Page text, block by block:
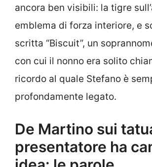
ancora ben visibili: la tigre
emblema di forza interiore, e
scritta “Biscuit”, un
con cui il nonno era solito
ricordo al quale Stefano è
profondamente legato.
De Martino sui
presentatore ha